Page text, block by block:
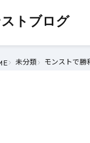
トブログ
未分類 モンストで勝